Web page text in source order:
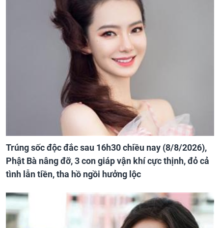
Trúng sốc độc đắc sau 16h30 chiều nay (8/8/2026),
Phật Bà nâng đỡ, 3 con giáp vận khí cực thịnh, đỏ cả
tình lẫn tiền, tha hồ ngồi hưởng lộc